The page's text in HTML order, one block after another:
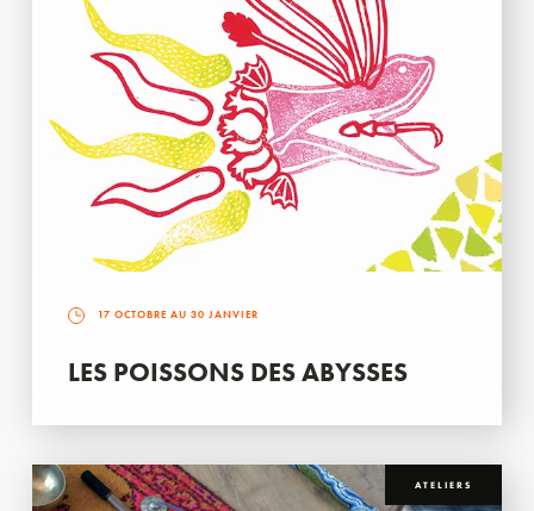
17 OCTOBRE AU 30 JANVIER
LES POISSONS DES ABYSSES
ATELIERS